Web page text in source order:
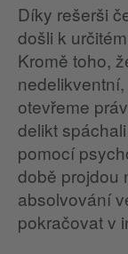
Díky rešerši
došli k
Kromě toho,
otevřeme
delikt
pomocí
době projdou
absolvování
pokračovat v